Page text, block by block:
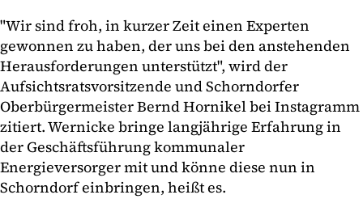
"Wir sind froh, in kurzer Zeit einen Experten
gewonnen zu haben, der uns bei den anstehenden
Herausforderungen unterstützt", wird der
Aufsichtsratsvorsitzende und Schorndorfer
Oberbürgermeister Bernd Hornikel bei Instagramm
zitiert. Wernicke bringe langjährige Erfahrung in
der Geschäftsführung kommunaler
Energieversorger mit und könne diese nun in
Schorndorf einbringen, heißt es.